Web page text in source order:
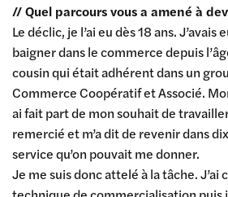
// Quel parcours vous a amené à
Le déclic, je l’ai eu dès 18 ans. J’avais
baigner dans le commerce depuis
cousin qui était adhérent dans un
Commerce Coopératif et Associé.
ai fait part de mon souhait de travailler
remercié et m’a dit de revenir dans
service qu’on pouvait me donner.
Je me suis donc attelé à la tâche. J’ai